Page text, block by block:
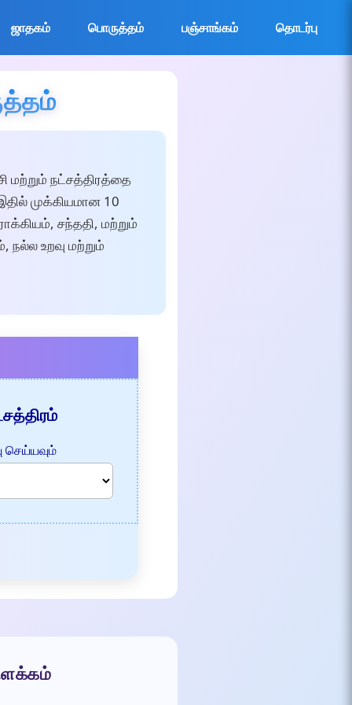
ஜாதகம் பொருத்தம் பஞ்சாங்கம் தொடர்பு
மற்றும் நட்சத்திரத்தை
முக்கியமான 10
சந்ததி, மற்றும்
நல்ல உறவு மற்றும்